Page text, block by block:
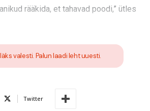
rääkida, et tahavad poodi,” ütles
valesti. Palun laadi leht uuesti.
Twitter